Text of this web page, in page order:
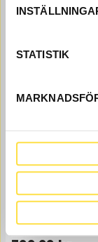
STATISTIK
Pris exkl.
FÄRG
FA397 Ref. nr
Åtgår1
Webblager